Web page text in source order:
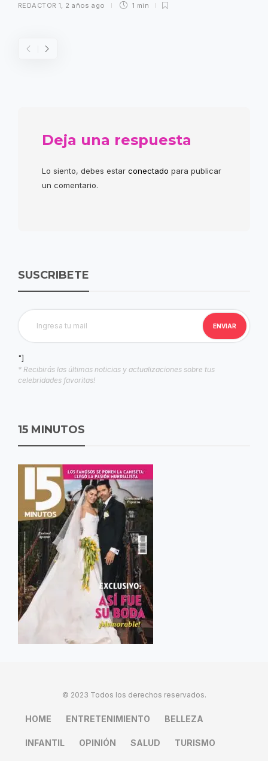
REDACTOR 1, 2 años ago 1 min
Deja una respuesta
Lo siento, debes estar conectado para publicar
un comentario.
SUSCRIBETE
"]
* Recibirás las últimas noticias y actualizaciones sobre tus
celebridades favoritas!
15 MINUTOS
© 2023 Todos los derechos reservados.
HOME ENTRETENIMIENTO BELLEZA
INFANTIL OPINIÓN SALUD TURISMO